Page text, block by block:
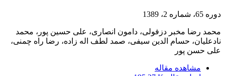
دوره 65، شماره 2، 1389
محمد رضا مخبر دزفولی، دامون انصاری، علی حسین پور، محمد
نادعلیان، حسام الدین سیفی، صمد لطف اله زاده، رضا راه چمنی،
علی حسن پور
مشاهده مقاله